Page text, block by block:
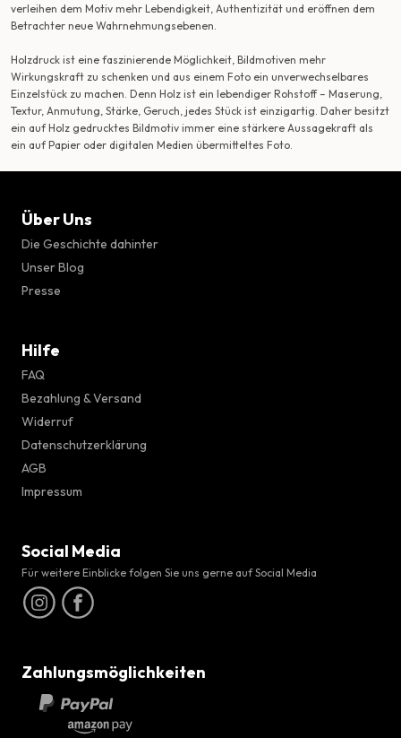
verleihen dem Motiv mehr Lebendigkeit, Authentizität und eröffnen dem
Betrachter neue Wahrnehmungsebenen.
Holzdruck ist eine faszinierende Möglichkeit, Bildmotiven mehr
Wirkungskraft zu schenken und aus einem Foto ein unverwechselbares
Einzelstück zu machen. Denn Holz ist ein lebendiger Rohstoff – Maserung,
Textur, Anmutung, Stärke, Geruch, jedes Stück ist einzigartig. Daher besitzt
ein auf Holz gedrucktes Bildmotiv immer eine stärkere Aussagekraft als
ein auf Papier oder digitalen Medien übermitteltes Foto.
Über Uns
Die Geschichte dahinter
Unser Blog
Presse
Hilfe
FAQ
Bezahlung & Versand
Widerruf
Datenschutzerklärung
AGB
Impressum
Social Media
Für weitere Einblicke folgen Sie uns gerne auf Social Media
Zahlungsmöglichkeiten